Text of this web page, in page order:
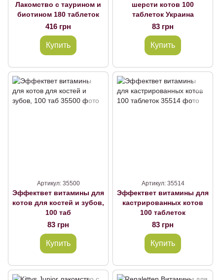
Лакомство с таурином и
биотином 180 таблеток
416 грн
Купить
шерсти котов 100
таблеток Украина
83 грн
Купить
Артикул: 35500
Эффектвет витамины для
котов для костей и зубов,
100 таб
83 грн
Купить
Артикул: 35514
Эффектвет витамины для
кастрированных котов
100 таблеток
83 грн
Купить